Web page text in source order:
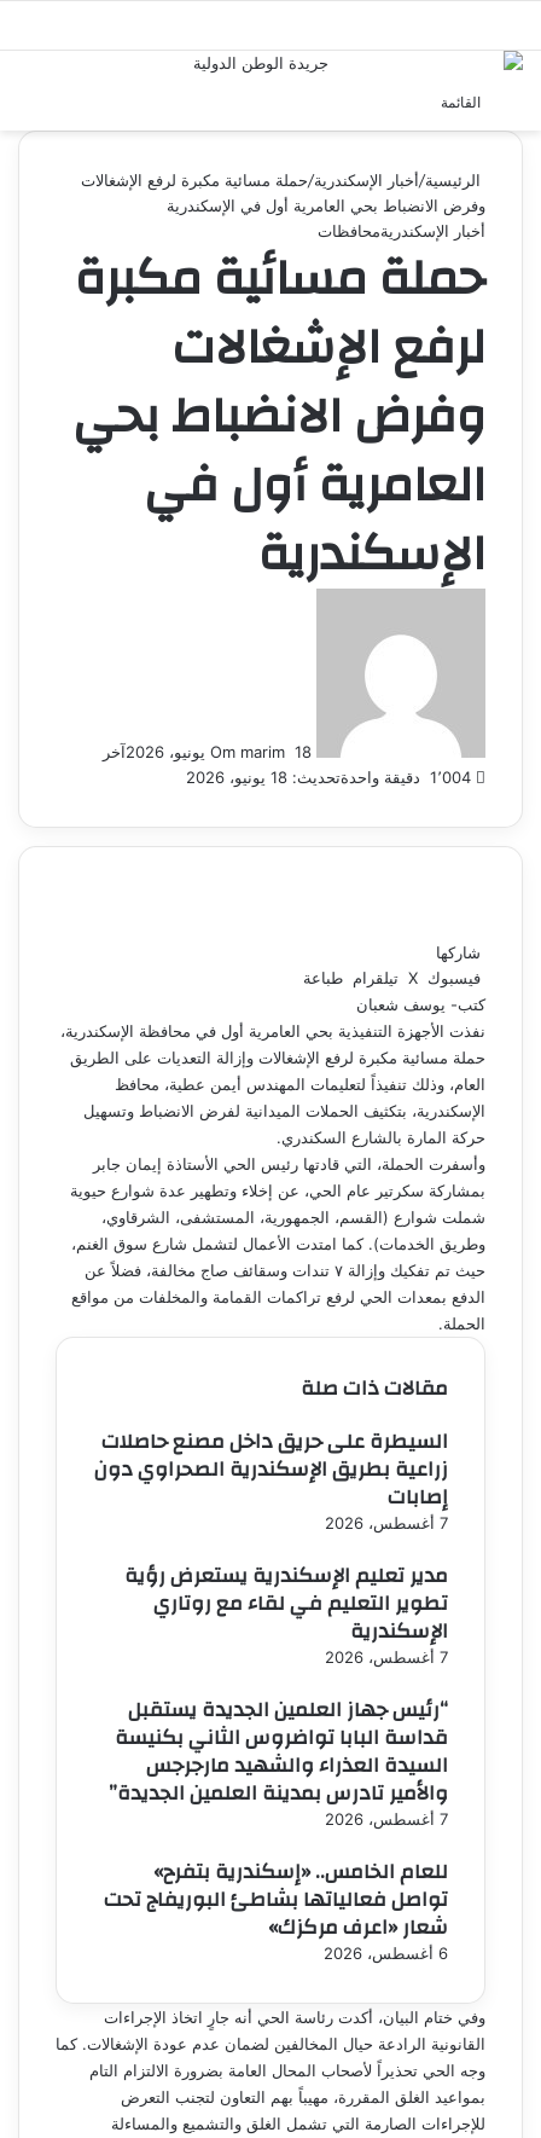
القائمة
الرئيسية/أخبار الإسكندرية/حملة مسائية مكبرة لرفع الإشغالات
وفرض الانضباط بحي العامرية أول في الإسكندرية
أخبار الإسكندريةمحافظات
حملة مسائية مكبرة
لرفع الإشغالات
وفرض الانضباط بحي
العامرية أول في
الإسكندرية
Om marim 18 يونيو، 2026
آخر
تحديث: 18 يونيو، 2026دقيقة واحدة
شاركها
فيسبوك ‫X تيلقرام طباعة
كتب- يوسف شعبان
نفذت الأجهزة التنفيذية بحي العامرية أول في محافظة الإسكندرية،
حملة مسائية مكبرة لرفع الإشغالات وإزالة التعديات على الطريق
العام، وذلك تنفيذاً لتعليمات المهندس أيمن عطية، محافظ
الإسكندرية، بتكثيف الحملات الميدانية لفرض الانضباط وتسهيل
حركة المارة بالشارع السكندري.
وأسفرت الحملة، التي قادتها رئيس الحي الأستاذة إيمان جابر
بمشاركة سكرتير عام الحي، عن إخلاء وتطهير عدة شوارع حيوية
شملت شوارع (القسم، الجمهورية، المستشفى، الشرقاوي،
وطريق الخدمات). كما امتدت الأعمال لتشمل شارع سوق الغنم،
حيث تم تفكيك وإزالة ٧ تندات وسقائف صاج مخالفة، فضلاً عن
الدفع بمعدات الحي لرفع تراكمات القمامة والمخلفات من مواقع
الحملة.
مقالات ذات صلة
السيطرة على حريق داخل مصنع حاصلات
زراعية بطريق الإسكندرية الصحراوي دون
إصابات
7 أغسطس، 2026
مدير تعليم الإسكندرية يستعرض رؤية
تطوير التعليم في لقاء مع روتاري
الإسكندرية
7 أغسطس، 2026
“رئيس جهاز العلمين الجديدة يستقبل
قداسة البابا تواضروس الثاني بكنيسة
السيدة العذراء والشهيد مارجرجس
والأمير تادرس بمدينة العلمين الجديدة”
7 أغسطس، 2026
للعام الخامس.. «إسكندرية بتفرح»
تواصل فعالياتها بشاطئ البوريفاج تحت
شعار «اعرف مركزك»
6 أغسطس، 2026
وفي ختام البيان، أكدت رئاسة الحي أنه جارٍ اتخاذ الإجراءات
القانونية الرادعة حيال المخالفين لضمان عدم عودة الإشغالات. كما
وجه الحي تحذيراً لأصحاب المحال العامة بضرورة الالتزام التام
بمواعيد الغلق المقررة، مهيباً بهم التعاون لتجنب التعرض
للإجراءات الصارمة التي تشمل الغلق والتشميع والمساءلة